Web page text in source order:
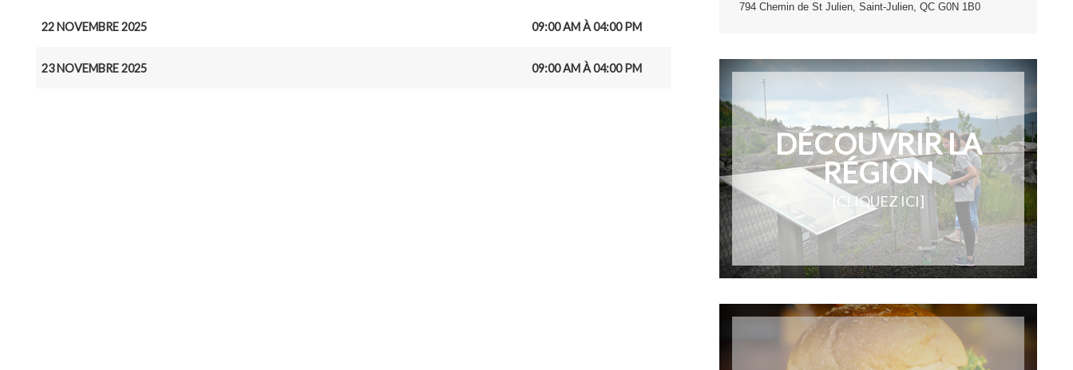
22 NOVEMBRE 2025 09:00 AM À 04:00 PM
23 NOVEMBRE 2025 09:00 AM À 04:00 PM
794 Chemin de St Julien, Saint-Julien, QC G0N 1B0
DÉCOUVRIR LA
RÉGION
[CLIQUEZ ICI]